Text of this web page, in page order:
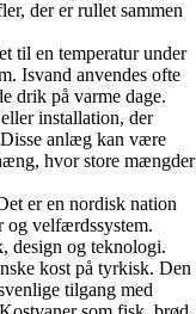
der er rullet sammen
til en temperatur under
Isvand anvendes ofte
drik på varme dage.
installation, der
anlæg kan være
hvor store mængder
er en nordisk nation
og velfærdssystem.
design og teknologi.
kost på tyrkisk. Den
tilgang med